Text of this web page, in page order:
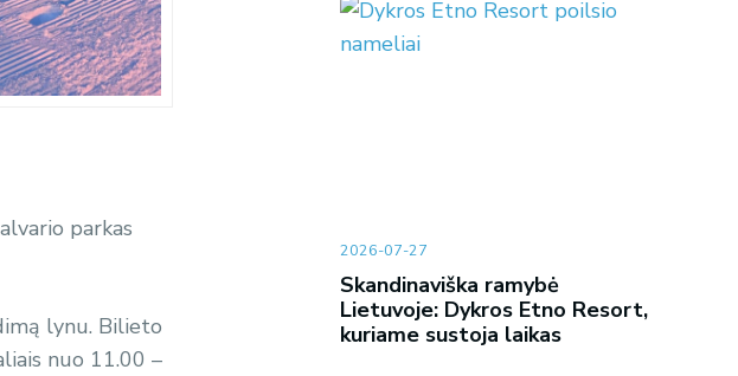
parkas
lynu. Bilieto
nuo 11.00 –
2026-07-27
Skandinaviška ramybė
Lietuvoje: Dykros Etno Resort,
kuriame sustoja laikas